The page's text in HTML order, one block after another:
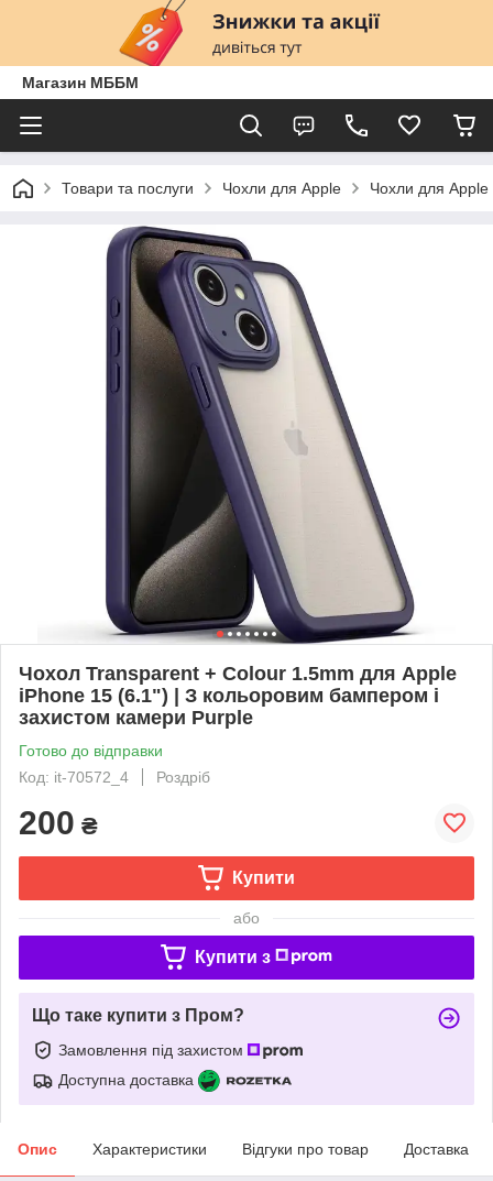
Магазин МББМ
Товари та послуги Чохли для Apple Чохли для Apple
Чохол Transparent + Colour 1.5mm для Apple
iPhone 15 (6.1") | З кольоровим бампером і
захистом камери Purple
Готово до відправки
Код: it-70572_4
Роздріб
200 ₴
Купити
або
Купити з
Що таке купити з Пром?
Замовлення під захистом
Доступна доставка
Опис Характеристики Відгуки про товар Доставка